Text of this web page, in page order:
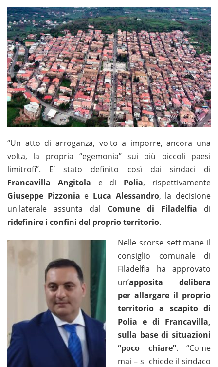
“Un atto di arroganza, volto a imporre, ancora una
volta, la propria “egemonia” sui più piccoli paesi
limitrofi”. E’ stato definito così dai sindaci di
Francavilla Angitola e di Polia, rispettivamente
Giuseppe Pizzonia e Luca Alessandro, la decisione
unilaterale assunta dal Comune di Filadelfia di
ridefinire i confini del proprio territorio.
Nelle scorse settimane il
consiglio comunale di
Filadelfia ha approvato
un’apposita delibera
per allargare il proprio
territorio a scapito di
Polia e di Francavilla,
sulla base di situazioni
“poco chiare”. “Come
mai – si chiede il sindaco